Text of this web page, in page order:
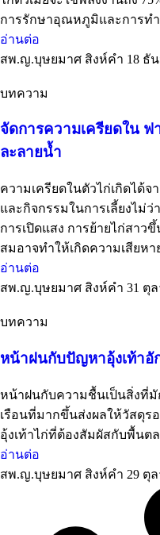
การรักษาอุณหภูมิและการทำ
อ่านต่อ
สพ.ญ.บุษยมาศ สิงห์คำ 18 ธั
บทความ
จัดการความเครียดใน
ละลายน้ำ
ความเครียดในตัวไก่เกิดได้
และกิจกรรมในการเลี้ยงไม่ว่
การเปิดแสง การย้ายไก่สาว
สมอาจทำให้เกิดความเสียหา
อ่านต่อ
สพ.ญ.บุษยมาศ สิงห์คำ 31 ตุ
บทความ
หน้าฝนกับปัญหาอุ้งเท้าอั
หน้าฝนกับความชื้นเป็นสิ่งที่
เรือนที่มากขึ้นส่งผลให้วัสดุร
อุ้งเท้าไก่ที่ต้องสัมผัสกับพื้นตล
อ่านต่อ
สพ.ญ.บุษยมาศ สิงห์คำ 29 ตุ